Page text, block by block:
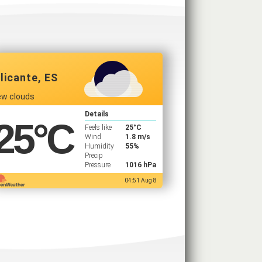
ES
clouds
°C
Details
Feels like
25°C
Wind
1.8 m/s
Humidity
55%
Precip
Pressure
1016 hPa
04:51 Aug 8